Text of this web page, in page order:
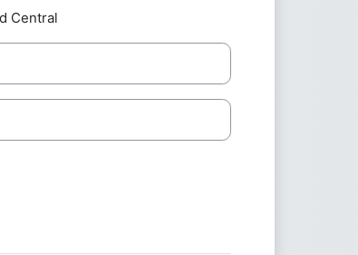
Entrar a Unidad Central